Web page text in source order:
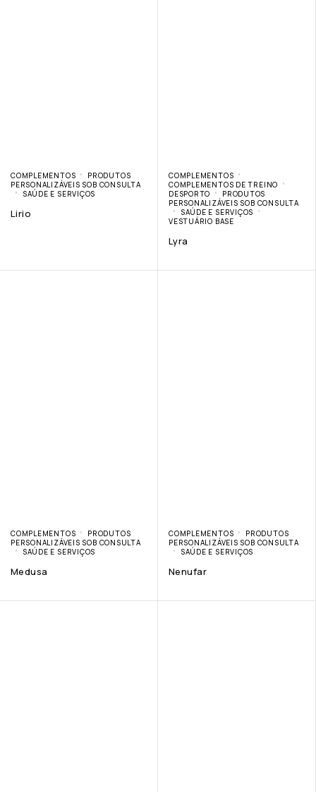
COMPLEMENTOS
PRODUTOS
PERSONALIZÁVEIS SOB CONSULTA
SAÚDE E SERVIÇOS
Lirio
COMPLEMENTOS
COMPLEMENTOS DE TREINO
DESPORTO
PRODUTOS
PERSONALIZÁVEIS SOB CONSULTA
SAÚDE E SERVIÇOS
VESTUÁRIO BASE
Lyra
COMPLEMENTOS
PRODUTOS
PERSONALIZÁVEIS SOB CONSULTA
SAÚDE E SERVIÇOS
Medusa
COMPLEMENTOS
PRODUTOS
PERSONALIZÁVEIS SOB CONSULTA
SAÚDE E SERVIÇOS
Nenufar